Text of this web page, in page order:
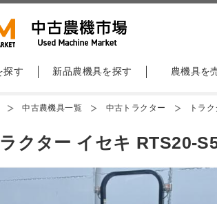
探す 新品農機具を探す 農機具を
中古農機具一覧 中古トラクター トラ
ラクター イセキ RTS20-